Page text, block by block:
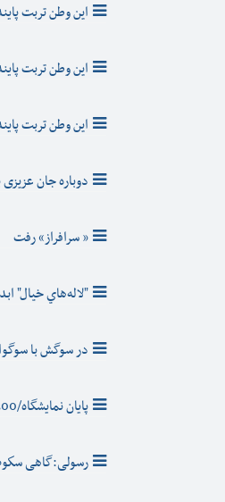
این وطن تربت
این وطن تربت
این وطن تربت
دوباره جان
« سرافراز» رفت
"لاله‌هاي خيال"
در سوگش با
پایان نمایشگاه/300 هزارنفر آمدند،یک میلیارد کتاب فروخته شد
رسولی:گاهی